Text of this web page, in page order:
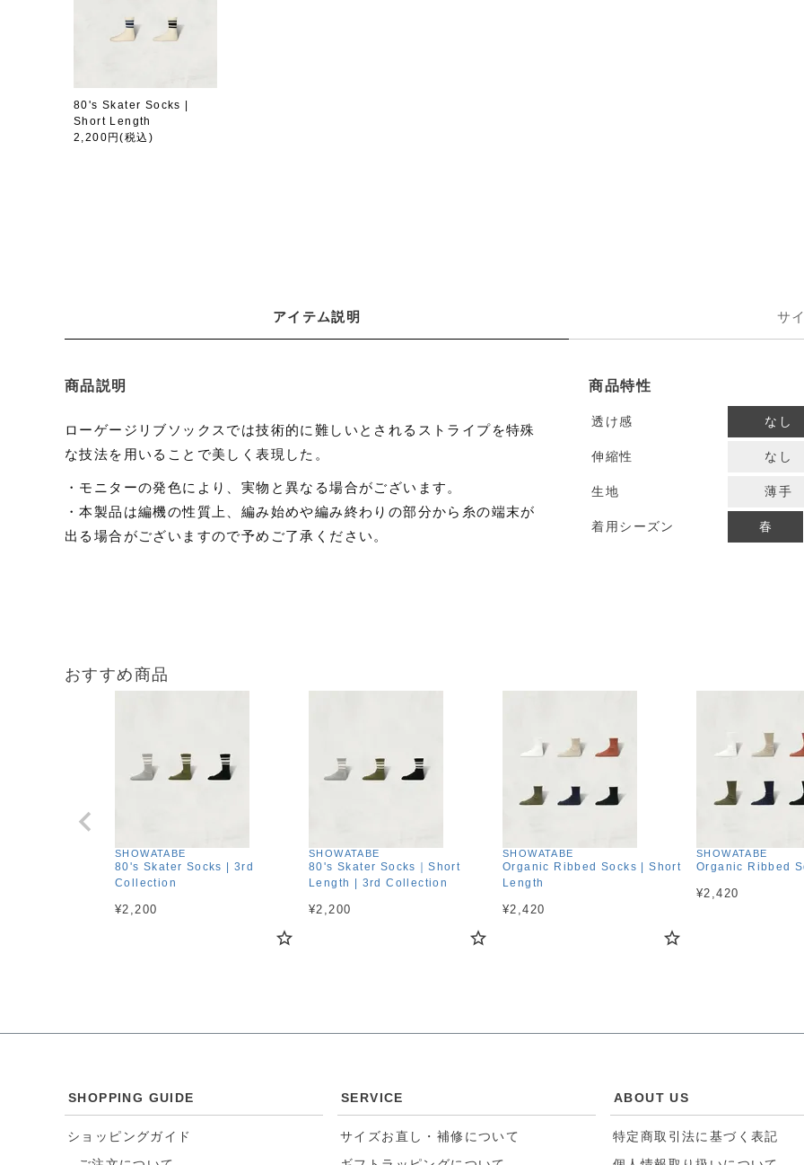
80's Skater Socks |
Short Length
2,200円(税込)
アイテム説明 サ
商品説明
ローゲージリブソックスでは技術的に難しいとされるストライプを特殊
な技法を用いることで美しく表現した。
・モニターの発色により、実物と異なる場合がございます。
・本製品は編機の性質上、編み始めや編み終わりの部分から糸の端末が
出る場合がございますので予めご了承ください。
商品特性
透け感 なし
伸縮性 なし
生地 薄手
着用シーズン 春
おすすめ商品
SHOWATABE
80's Skater Socks | 3rd
Collection
¥2,200
SHOWATABE
80's Skater Socks｜Short
Length | 3rd Collection
¥2,200
SHOWATABE
Organic Ribbed Socks | Short
Length
¥2,420
SHOWATABE
Organic Ribbed
¥2,420
SHOPPING GUIDE
ショッピングガイド
SERVICE
サイズお直し・補修について
ABOUT US
特定商取引法に基づく表記